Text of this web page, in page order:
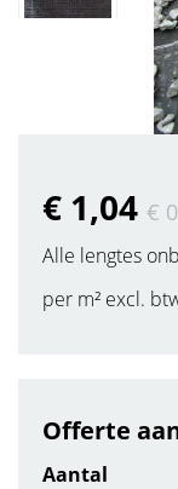
€ 1,04 € 0
Alle lengtes
per m² excl.
Offerte
Aantal